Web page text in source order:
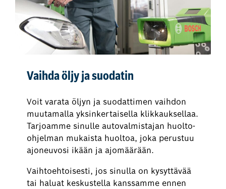
Vaihda öljy ja suodatin
Voit varata öljyn ja suodattimen vaihdon
muutamalla yksinkertaisella klikkauksellaa.
Tarjoamme sinulle autovalmistajan huolto-
ohjelman mukaista huoltoa, joka perustuu
ajoneuvosi ikään ja ajomäärään.
Vaihtoehtoisesti, jos sinulla on kysyttävää
tai haluat keskustella kanssamme ennen